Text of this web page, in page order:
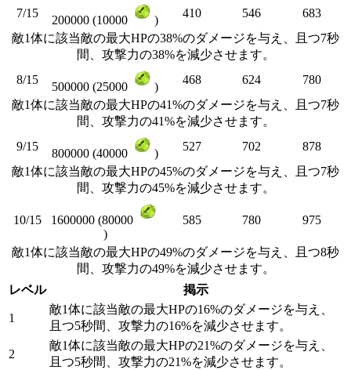
7/15
200000 (10000 )
410 546
683
敵1体に該当敵の最大HPの38%のダメージを与え、且つ7秒
間、攻撃力の38%を減少させます。
8/15
500000 (25000 )
468 624
780
敵1体に該当敵の最大HPの41%のダメージを与え、且つ7秒
間、攻撃力の41%を減少させます。
9/15
800000 (40000 )
527 702
878
敵1体に該当敵の最大HPの45%のダメージを与え、且つ7秒
間、攻撃力の45%を減少させます。
10/15
1600000 (80000
)
585 780 975
敵1体に該当敵の最大HPの49%のダメージを与え、且つ8秒
間、攻撃力の49%を減少させます。
レベル
掲示
1
敵1体に該当敵の最大HPの16%のダメージを与え、
且つ5秒間、攻撃力の16%を減少させます。
2
敵1体に該当敵の最大HPの21%のダメージを与え、
且つ5秒間、攻撃力の21%を減少させます。